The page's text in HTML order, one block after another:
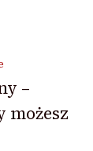
–
możesz